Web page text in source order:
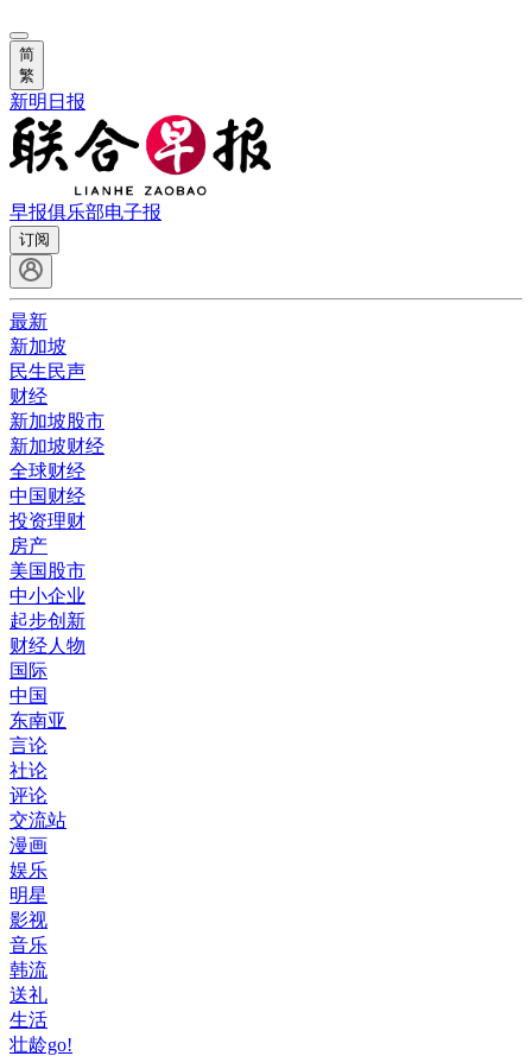
简
繁
新明日报
早报俱乐部电子报
订阅
最新
新加坡
民生民声
财经
新加坡股市
新加坡财经
全球财经
中国财经
投资理财
房产
美国股市
中小企业
起步创新
财经人物
国际
中国
东南亚
言论
社论
评论
交流站
漫画
娱乐
明星
影视
音乐
韩流
送礼
生活
壮龄go!